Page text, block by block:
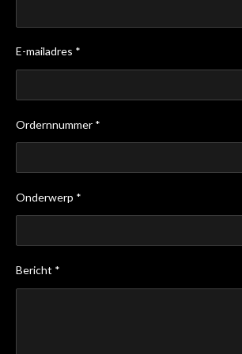
E-mailadres *
Ordernnummer *
Onderwerp *
Bericht *